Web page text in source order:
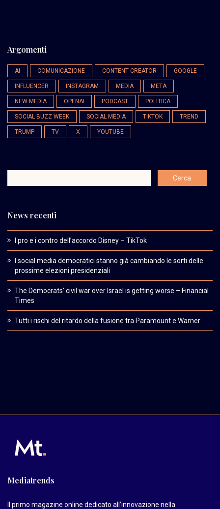
Argomenti
AI COMUNICAZIONE CONTENT CREATOR GOOGLE
INFLUENCER INSTAGRAM MEDIA META
NEW MEDIA OPENAI PODCAST POLITICA
SOCIAL BUZZ WEEK SOCIAL MEDIA TIKTOK TREND
TRUMP TV X YOUTUBE
News recenti
I pro e i contro dell’accordo Disney – TikTok
I social media democratici stanno già cambiando le sorti delle
prossime elezioni presidenziali
The Democrats’ civil war over Israel is getting worse – Financial
Times
Tutti i rischi del ritardo della fusione tra Paramount e Warner
Mediatrends
Il primo magazine online dedicato all’innovazione nella